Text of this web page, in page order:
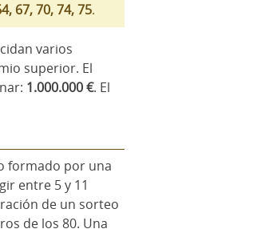
67, 70, 74, 75.
varios
superior. El
1.000.000 €. El
formado por una
entre 5 y 11
de un sorteo
de los 80. Una